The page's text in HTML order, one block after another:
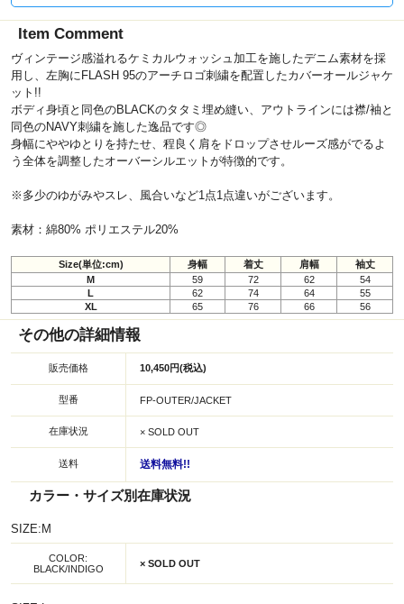
Item Comment
ヴィンテージ感溢れるケミカルウォッシュ加工を施したデニム素材を採
用し、左胸にFLASH 95のアーチロゴ刺繍を配置したカバーオールジャケ
ット!!
ボディ身頃と同色のBLACKのタタミ埋め縫い、アウトラインには襟/袖と
同色のNAVY刺繍を施した逸品です◎
身幅にややゆとりを持たせ、程良く肩をドロップさせルーズ感がでるよ
う全体を調整したオーバーシルエットが特徴的です。
※多少のゆがみやスレ、風合いなど1点1点違いがございます。
素材：綿80% ポリエステル20%
Size(単位:cm) 身幅 着丈 肩幅
袖丈
M
59 72 62
54
L
62 74 64
55
XL
65 76 66 56
その他の詳細情報
販売価格 10,450円(税込)
型番 FP-OUTER/JACKET
在庫状況 × SOLD OUT
送料 送料無料!!
カラー・サイズ別在庫状況
SIZE:M
COLOR:
BLACK/INDIGO
× SOLD OUT